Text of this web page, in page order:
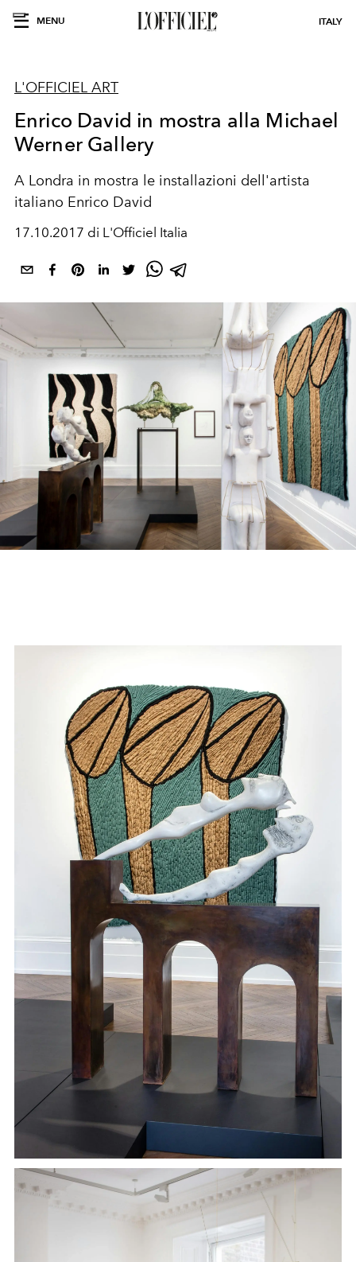
MENU ITALY
L'OFFICIEL ART
Enrico David in mostra alla Michael
Werner Gallery
A Londra in mostra le installazioni dell'artista
italiano Enrico David
17.10.2017 di L'Officiel Italia